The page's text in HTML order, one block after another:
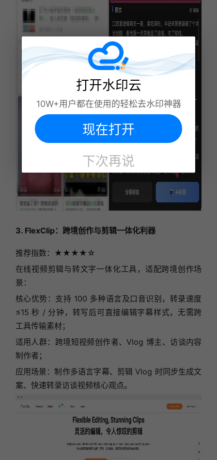
3. FlexClip：跨境创作与剪辑一体化利器
推荐指数：★★★★☆
在线视频剪辑与转文字一体化工具，适配跨境创作场
景：
核心优势：支持 100 多种语言及口音识别，转录速度
≤15 秒 / 分钟，转写后可直接编辑字幕样式，无需跨
工具传输素材；
适用人群：跨境短视频创作者、Vlog 博主、访谈内容
制作者；
应用场景：制作多语言字幕、剪辑 Vlog 时同步生成文
案、快速转录访谈视频核心观点。
打开水印云
10W+用户都在使用的轻松去水印神器
现在打开
下次再说